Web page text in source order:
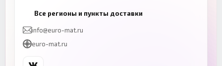
+7 (843) 206-01-30
Челябинск
+7 (343) 300-99-67
Все регионы и пункты доставки
info@euro-mat.ru
euro-mat.ru